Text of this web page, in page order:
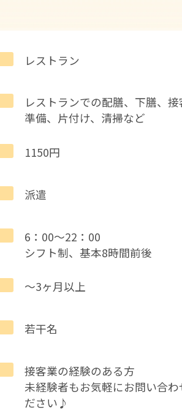
レストラン
レストランでの配膳、下膳、接
準備、片付け、清掃など
1150円
派遣
6：00～22：00
シフト制、基本8時間前後
～3ヶ月以上
若干名
接客業の経験のある方
未経験者もお気軽にお問い合わ
ださい♪